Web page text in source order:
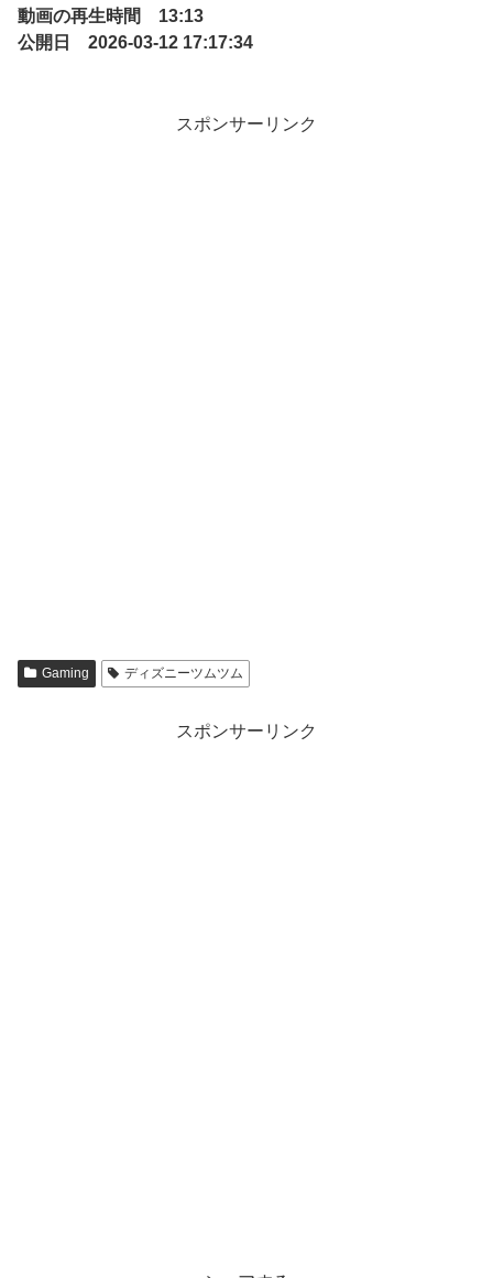
動画の再生時間 13:13
公開日 2026-03-12 17:17:34
スポンサーリンク
Gaming ディズニーツムツム
スポンサーリンク